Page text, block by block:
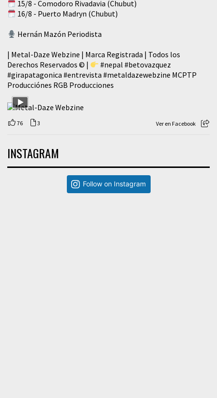
15/8 - Comodoro Rivadavia (Chubut)
16/8 - Puerto Madryn (Chubut)
Hernán Mazón Periodista
| Metal-Daze Webzine | Marca Registrada | Todos los
Derechos Reservados © |
#nepal #betovazquez
#girapatagonica #entrevista #metaldazewebzine MCPTP
Producciónes RGB Producciones
76 3 Ver en Facebook
INSTAGRAM
Follow on Instagram